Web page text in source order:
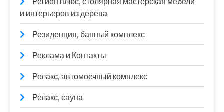
и интерьеров из дерева
Резиденция, банный комплекс
Реклама и Контакты
Релакс, автомоечный комплекс
Релакс, сауна